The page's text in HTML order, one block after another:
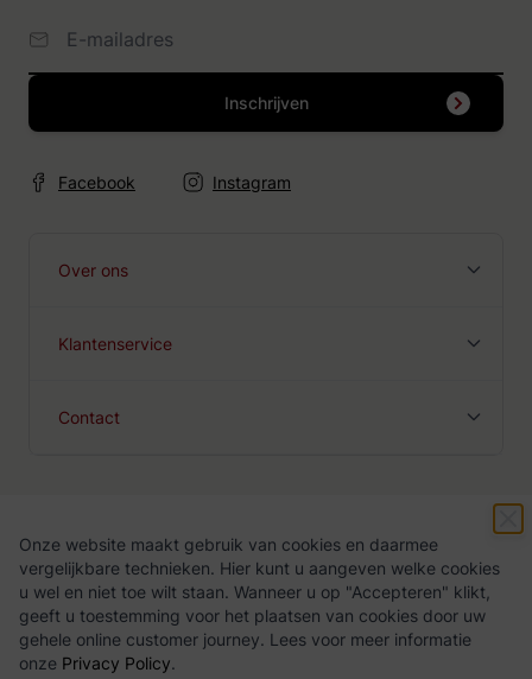
Onze website maakt gebruik van cookies en daarmee
vergelijkbare technieken. Hier kunt u aangeven welke cookies
u wel en niet toe wilt staan. Wanneer u op "Accepteren" klikt,
geeft u toestemming voor het plaatsen van cookies door uw
gehele online customer journey. Lees voor meer informatie
onze Privacy Policy.
Inschrijven
Facebook Instagram
Over ons
Klantenservice
Contact
Algemene voorwaarden Privacy Policy